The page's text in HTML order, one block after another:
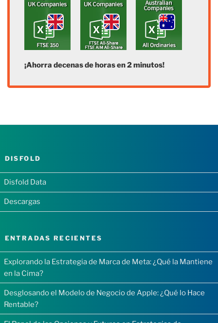
¡Ahorra decenas de horas en 2 minutos!
DISFOLD
Disfold Data
Descargas
ENTRADAS RECIENTES
Explorando la Estrategia de Marca de Meta: ¿Qué la Mantiene
en la Cima?
Desglosando el Modelo de Negocio de Apple: ¿Qué lo Hace
Rentable?